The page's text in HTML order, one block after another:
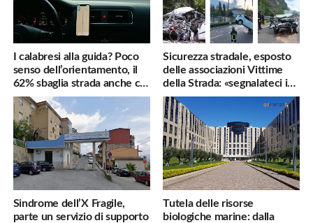
I calabresi alla guida? Poco
senso dell’orientamento, il
62% sbaglia strada anche col
navigatore
Sicurezza stradale, esposto
delle associazioni Vittime
della Strada: «segnalateci i
pericoli, interverremo
subito»
Sindrome dell’X Fragile,
parte un servizio di supporto
Tutela delle risorse
biologiche marine: dalla